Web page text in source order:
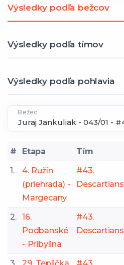
Výsledky podľa bežcov
Výsledky podľa tímov
Výsledky podľa pohlavia
Bežec
# Etapa Tím
1.
4. Ružín
(priehrada) -
Margecany
#43.
Descartians
2. 16.
Podbanské
- Pribylina
#43.
Descartians